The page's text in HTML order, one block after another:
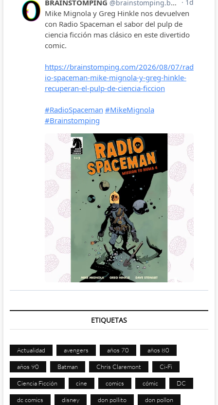
ETIQUETAS
Actualidad avengers años 70 años 80
años 90 Batman Chris Claremont Ci-Fi
Ciencia Ficción cine comics cómic DC
dc comics disney don pollito don pollon